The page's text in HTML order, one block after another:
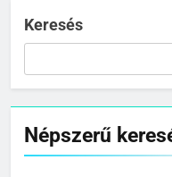
Keresés
Népszerű
2
C